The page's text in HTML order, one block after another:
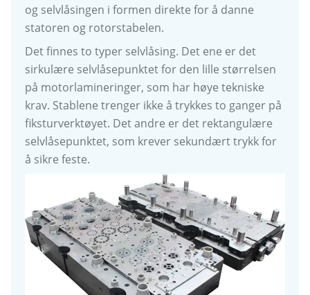
og selvlåsingen i formen direkte for å danne
statoren og rotorstabelen.
Det finnes to typer selvlåsing. Det ene er det
sirkulære selvlåsepunktet for den lille størrelsen
på motorlamineringer, som har høye tekniske
krav. Stablene trenger ikke å trykkes to ganger på
fiksturverktøyet. Det andre er det rektangulære
selvlåsepunktet, som krever sekundært trykk for
å sikre feste.